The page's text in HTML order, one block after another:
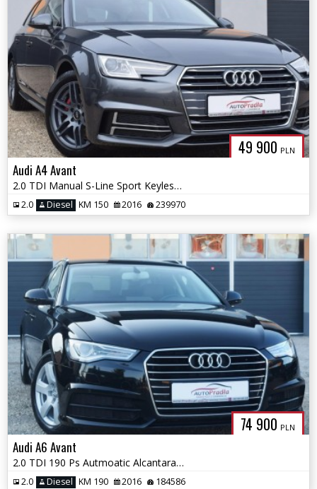
49 900 PLN
Audi A4 Avant
2.0 TDI Manual S-Line Sport Keyless-Go Ledy Navi
2.0 Diesel KM 150 2016 239970
74 900 PLN
Audi A6 Avant
2.0 TDI 190 Ps Autmoatic Alcantara Navigation MMi Plus
2.0 Diesel KM 190 2016 184586